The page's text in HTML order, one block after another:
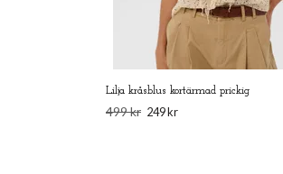
Lilja kråsblus kortärmad prickig
499 kr 249 kr